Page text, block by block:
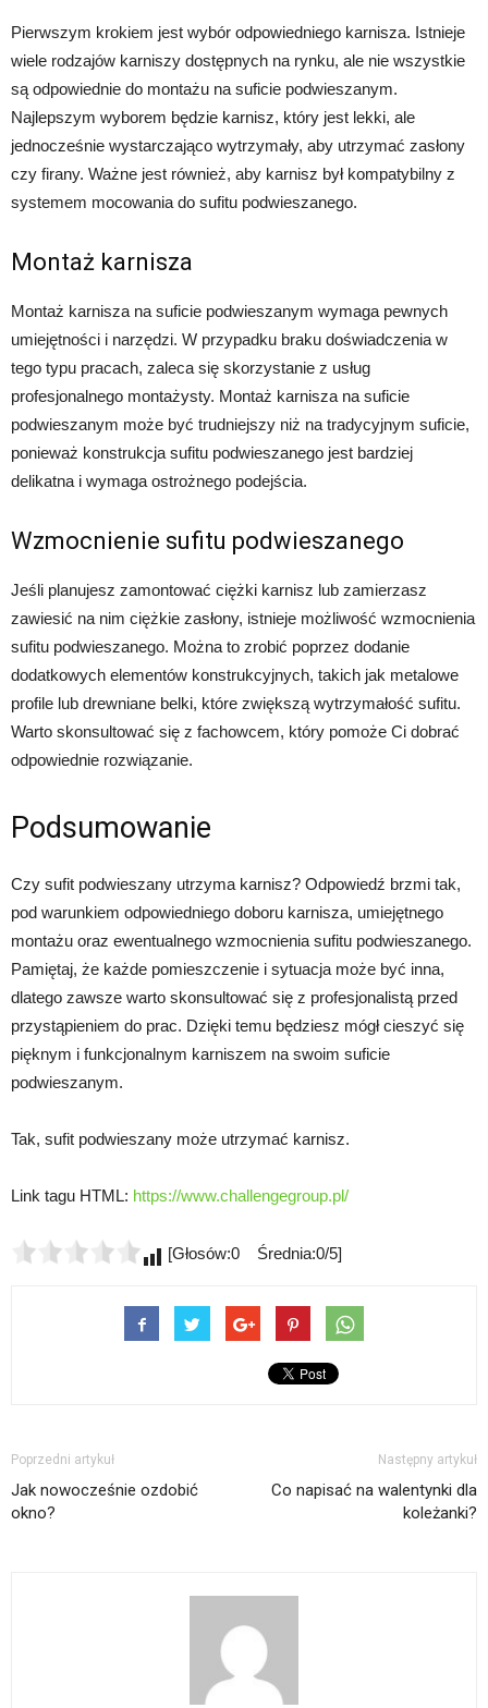
Pierwszym krokiem jest wybór odpowiedniego karnisza. Istnieje
wiele rodzajów karniszy dostępnych na rynku, ale nie wszystkie
są odpowiednie do montażu na suficie podwieszanym.
Najlepszym wyborem będzie karnisz, który jest lekki, ale
jednocześnie wystarczająco wytrzymały, aby utrzymać zasłony
czy firany. Ważne jest również, aby karnisz był kompatybilny z
systemem mocowania do sufitu podwieszanego.
Montaż karnisza
Montaż karnisza na suficie podwieszanym wymaga pewnych
umiejętności i narzędzi. W przypadku braku doświadczenia w
tego typu pracach, zaleca się skorzystanie z usług
profesjonalnego montażysty. Montaż karnisza na suficie
podwieszanym może być trudniejszy niż na tradycyjnym suficie,
ponieważ konstrukcja sufitu podwieszanego jest bardziej
delikatna i wymaga ostrożnego podejścia.
Wzmocnienie sufitu podwieszanego
Jeśli planujesz zamontować ciężki karnisz lub zamierzasz
zawiesić na nim ciężkie zasłony, istnieje możliwość wzmocnienia
sufitu podwieszanego. Można to zrobić poprzez dodanie
dodatkowych elementów konstrukcyjnych, takich jak metalowe
profile lub drewniane belki, które zwiększą wytrzymałość sufitu.
Warto skonsultować się z fachowcem, który pomoże Ci dobrać
odpowiednie rozwiązanie.
Podsumowanie
Czy sufit podwieszany utrzyma karnisz? Odpowiedź brzmi tak,
pod warunkiem odpowiedniego doboru karnisza, umiejętnego
montażu oraz ewentualnego wzmocnienia sufitu podwieszanego.
Pamiętaj, że każde pomieszczenie i sytuacja może być inna,
dlatego zawsze warto skonsultować się z profesjonalistą przed
przystąpieniem do prac. Dzięki temu będziesz mógł cieszyć się
pięknym i funkcjonalnym karniszem na swoim suficie
podwieszanym.
Tak, sufit podwieszany może utrzymać karnisz.
Link tagu HTML: https://www.challengegroup.pl/
[Głosów:0 Średnia:0/5]
Poprzedni artykuł
Jak nowocześnie ozdobić
okno?
Następny artykuł
Co napisać na walentynki dla
koleżanki?